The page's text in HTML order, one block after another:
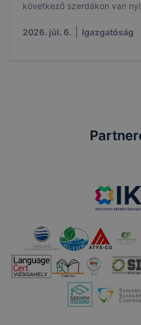
következő szerdákon van
2026. júl. 6.
Igazgatóság